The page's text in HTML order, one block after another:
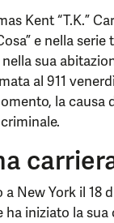
Kent “T.K.”
e nella
sua
al 911
la causa
a New York il 18
ha iniziato la